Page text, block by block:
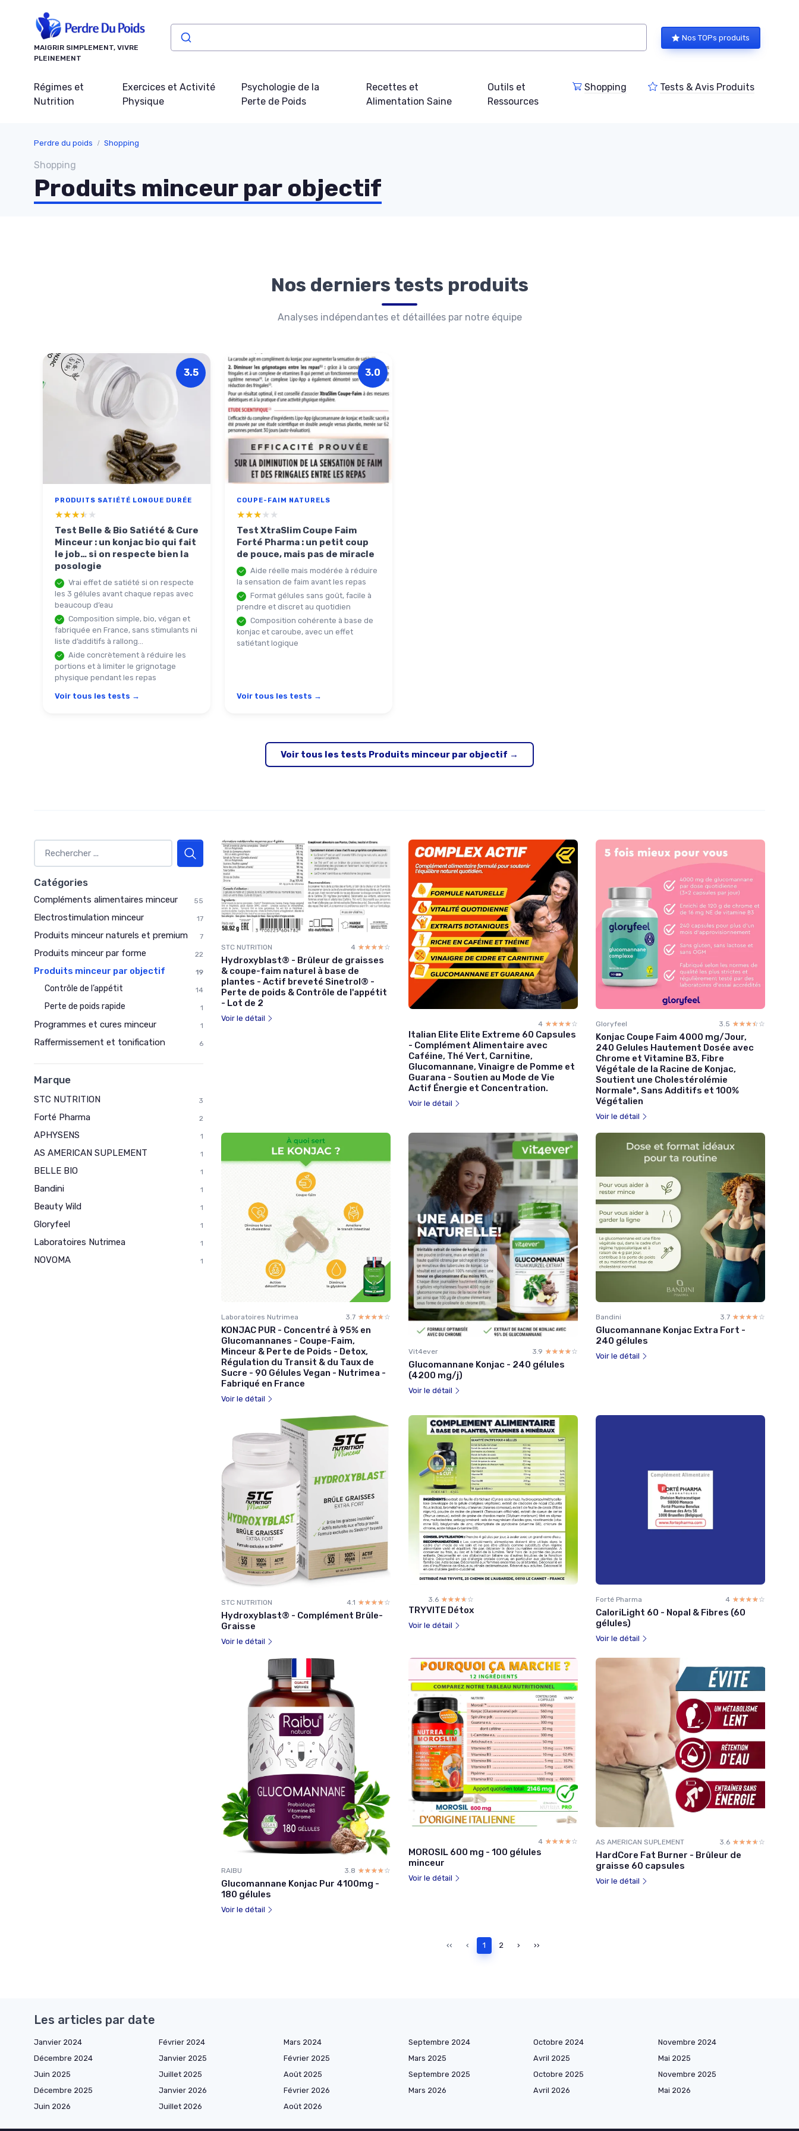
MAIGRIR SIMPLEMENT, VIVRE
PLEINEMENT
Nos TOPs produits
Régimes et
Nutrition
Exercices et Activité
Physique
Psychologie de la
Perte de Poids
Recettes et
Alimentation Saine
Outils et
Ressources
Shopping Tests & Avis Produits
Perdre du poids Shopping
Shopping
Produits minceur par objectif
Nos derniers tests produits
Analyses indépendantes et détaillées par notre équipe
3.5
PRODUITS SATIÉTÉ LONGUE DURÉE
★★★★★
★★★★★
Test Belle & Bio Satiété & Cure
Minceur : un konjac bio qui fait
le job… si on respecte bien la
posologie
Vrai effet de satiété si on respecte
les 3 gélules avant chaque repas avec
beaucoup d’eau
Composition simple, bio, végan et
fabriquée en France, sans stimulants ni
liste d’additifs à rallong...
Aide concrètement à réduire les
portions et à limiter le grignotage
physique pendant les repas
Voir tous les tests →
3.0
COUPE-FAIM NATURELS
★★★★★
★★★★★
Test XtraSlim Coupe Faim
Forté Pharma : un petit coup
de pouce, mais pas de miracle
Aide réelle mais modérée à réduire
la sensation de faim avant les repas
Format gélules sans goût, facile à
prendre et discret au quotidien
Composition cohérente à base de
konjac et caroube, avec un effet
satiétant logique
Voir tous les tests →
Voir tous les tests Produits minceur par objectif →
Catégories
Compléments alimentaires minceur 55
Electrostimulation minceur 17
Produits minceur naturels et premium 7
Produits minceur par forme 22
Produits minceur par objectif 19
Contrôle de l’appétit 14
Perte de poids rapide 1
Programmes et cures minceur 1
Raffermissement et tonification 6
Marque
STC NUTRITION 3
Forté Pharma 2
APHYSENS 1
AS AMERICAN SUPLEMENT 1
BELLE BIO 1
Bandini 1
Beauty Wild 1
Gloryfeel 1
Laboratoires Nutrimea 1
NOVOMA 1
STC NUTRITION 4 ☆☆☆☆☆
★★★★★
Hydroxyblast® - Brûleur de graisses
& coupe-faim naturel à base de
plantes - Actif breveté Sinetrol® -
Perte de poids & Contrôle de l'appétit
- Lot de 2
Voir le détail
4 ☆☆☆☆☆
★★★★★
Italian Elite Elite Extreme 60 Capsules
- Complément Alimentaire avec
Caféine, Thé Vert, Carnitine,
Glucomannane, Vinaigre de Pomme et
Guarana - Soutien au Mode de Vie
Actif Énergie et Concentration.
Voir le détail
Gloryfeel 3.5 ☆☆☆☆☆
★★★★★
Konjac Coupe Faim 4000 mg/Jour,
240 Gelules Hautement Dosée avec
Chrome et Vitamine B3, Fibre
Végétale de la Racine de Konjac,
Soutient une Cholestérolémie
Normale*, Sans Additifs et 100%
Végétalien
Voir le détail
Laboratoires Nutrimea 3.7 ☆☆☆☆☆
★★★★★
KONJAC PUR - Concentré à 95% en
Glucomannanes - Coupe-Faim,
Minceur & Perte de Poids - Detox,
Régulation du Transit & du Taux de
Sucre - 90 Gélules Vegan - Nutrimea -
Fabriqué en France
Voir le détail
Vit4ever 3.9 ☆☆☆☆☆
★★★★★
Glucomannane Konjac - 240 gélules
(4200 mg/j)
Voir le détail
Bandini 3.7 ☆☆☆☆☆
★★★★★
Glucomannane Konjac Extra Fort -
240 gélules
Voir le détail
STC NUTRITION 4.1 ☆☆☆☆☆
★★★★★
Hydroxyblast® - Complément Brûle-
Graisse
Voir le détail
3.6 ☆☆☆☆☆
★★★★★
TRYVITE Détox
Voir le détail
Forté Pharma 4 ☆☆☆☆☆
★★★★★
CaloriLight 60 - Nopal & Fibres (60
gélules)
Voir le détail
RAIBU 3.8 ☆☆☆☆☆
★★★★★
Glucomannane Konjac Pur 4100mg -
180 gélules
Voir le détail
4 ☆☆☆☆☆
★★★★★
MOROSIL 600 mg - 100 gélules
minceur
Voir le détail
AS AMERICAN SUPLEMENT 3.6 ☆☆☆☆☆
★★★★★
HardCore Fat Burner - Brûleur de
graisse 60 capsules
Voir le détail
‹‹ ‹ 1 2 › ››
Les articles par date
Janvier 2024 Février 2024 Mars 2024 Septembre 2024 Octobre 2024
Novembre 2024
Décembre 2024
Janvier 2025 Février 2025 Mars 2025 Avril 2025
Mai 2025
Juin 2025
Juillet 2025 Août 2025 Septembre 2025 Octobre 2025
Novembre 2025
Décembre 2025
Janvier 2026 Février 2026 Mars 2026 Avril 2026
Mai 2026
Juin 2026
Juillet 2026 Août 2026